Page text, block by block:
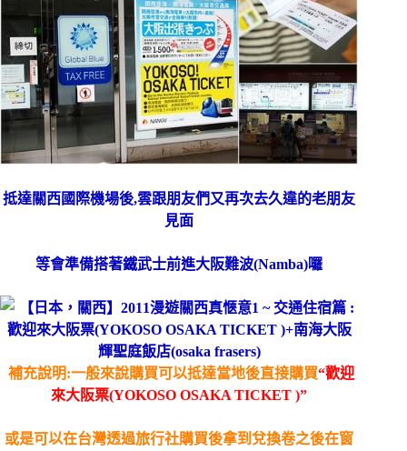
抵達關西國際機場後,雲跟朋友們又再次去久違的老朋友
見面
等會準備搭著鐵武士前進大阪難波(Namba)囉
補充說明:一般來說購買可以抵達當地後直接購買“歡迎
來大阪票(YOKOSO OSAKA TICKET )”
或是可以在台灣透過旅行社購買後拿到兌換卷之後在窗